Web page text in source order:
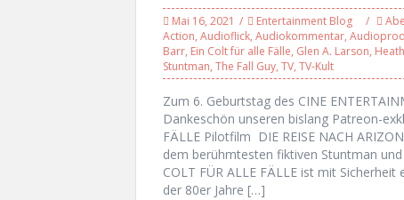
Mai 16, 2021 Entertainment Blog
Action, Audioflick, Audiokommentar,
Barr, Ein Colt für alle Fälle, Glen A. Larson,
Stuntman, The Fall Guy, TV, TV-Kult
Zum 6. Geburtstag des CINE
Dankeschön unseren bislang Patreon-
FÄLLE Pilotfilm DIE REISE NACH
dem berühmtesten fiktiven Stuntman
COLT FÜR ALLE FÄLLE ist mit
der 80er Jahre […]